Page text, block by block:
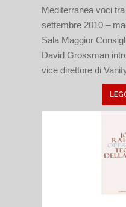
Mediterranea voci
settembre 2010 –
Sala Maggior
David Grossman
vice direttore di